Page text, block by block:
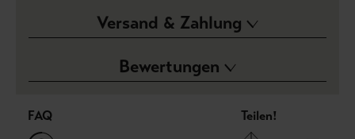
Versand & Zahlung
Bewertungen
FAQ Teilen!